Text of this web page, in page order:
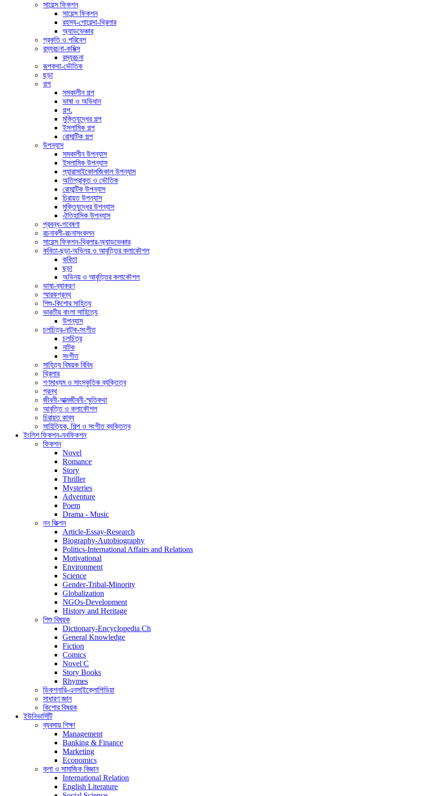
সায়েন্স ফিকশন
সায়েন্স ফিকশন
রহস্য-গোয়েন্দা-থ্রিলার
অ্যাডভেঞ্চার
প্রকৃতি ও পরিবেশ
রম্যরচনা-কমিক্স
রম্যরচনা
রূপকথা-ভৌতিক
ছড়া
গল্প
সমকালীন গল্প
ভাষা ও অভিধান
গল্প.
মুক্তিযুদ্ধের গল্প
ইসলামিক গল্প
রোমান্টিক গল্প
উপন্যাস
সমকালীন উপন্যাস
ইসলামিক উপন্যাস
প্যারাসাইকোলজিকাল উপন্যাস
অতিপ্রাকৃত ও ভৌতিক
রোমান্টিক উপন্যাস
চিরায়ত উপন্যাস
মুক্তিযুদ্ধের উপন্যাস
ঐতিহাসিক উপন্যাস
প্রবন্ধ-গবেষণা
রচনাবলী-রচনাসংকলন
সায়েন্স ফিকশন-থ্রিলার-অ্যাডভেঞ্চার
কবিতা-ছড়া-অভিনয় ও আবৃত্তির কলাকৌশল
কবিতা
ছড়া
অভিনয় ও আবৃত্তির কলাকৌশল
ভাষা-ব্যাকরণ
স্মারকগ্রন্থ
শিশু-কিশোর সাহিত্য
ভারতীয় বাংলা সাহিত্যে
উপন্যাস
চলচিত্র-নাটক-সংগীত
চলচিত্র
নাটক
সংগীত
সাহিত্য বিষয়ক বিবিধ
থ্রিলার
গণমাধ্যম ও সাংস্কৃতিক ব্যক্তিত্ব
গ্রন্থ
জীবনী-আত্মজীবনী-স্মৃতিকথা
আবৃত্তি ও কলাকৌশল
চিরায়ত কাব্য
সাহিত্যিক, শিল্প ও সংগীত ব্যক্তিত্ব
ইংলিশ ফিকশন-ননফিকশন
ফিকশন
Novel
Romance
Story
Thriller
Mysteries
Adventure
Poem
Drama - Music
নন ফিক্শন
Article-Essay-Research
Biography-Autobiography
Politics-International Affairs and Relations
Motivational
Environment
Science
Gender-Tribal-Minority
Globalization
NGOs-Development
History and Heritage
শিশু বিষয়ক
Dictionary-Encyclopedia Ch
General Knowledge
Fiction
Comics
Novel C
Story Books
Rhymes
ডিকশনারি-এনসাইক্লোপিডিয়া
সাধারণ জ্ঞান
কিশোর বিষয়ক
ইউনিভার্সিটি
ব্যবসায় শিক্ষা
Management
Banking & Finance
Marketing
Economics
কলা ও সামাজিক বিজ্ঞান
International Relation
English Literature